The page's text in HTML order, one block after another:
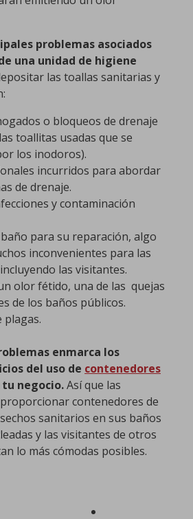
problemas asociados
una unidad de higiene
las toallas sanitarias y
o bloqueos de drenaje
toallitas usadas que se
los inodoros).
incurridos para abordar
de drenaje.
y contaminación
para su reparación, algo
inconvenientes para las
las visitantes.
olor fétido, una de las quejas
de los baños públicos.
plagas.
enmarca los
del uso de contenedores
negocio.Así que las
contenedores de
sanitarios en sus baños
y las visitantes de otros
lo más cómodas posibles.